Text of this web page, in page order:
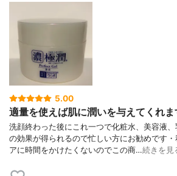
5.00
適量を使えば肌に潤いを与えてくれま
洗顔終わった後にこれ一つで化粧水、美容液
の効果が得られるので忙しい方にお勧めです
アに時間をかけたくないのでこの商…続きを見